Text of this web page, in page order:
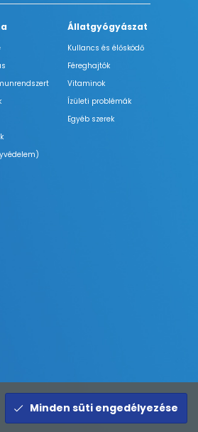
Állatgyógyászat
Kullancs és élősködő
Féreghajtók
Vitaminok
Ízületi problémák
Egyéb szerek
Minden süti engedélyezése